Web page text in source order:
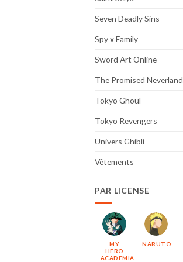
Seven Deadly Sins
Spy x Family
Sword Art Online
The Promised Neverland
Tokyo Ghoul
Tokyo Revengers
Univers Ghibli
Vêtements
PAR LICENSE
MY
HERO
ACADEMIA
NARUTO